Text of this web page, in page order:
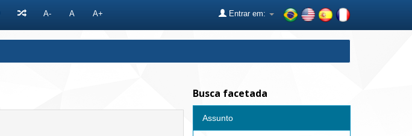
A- A A+ Entrar em:
Busca facetada
Assunto